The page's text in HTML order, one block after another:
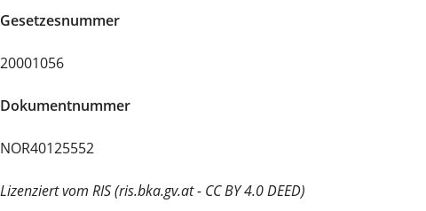
Gesetzesnummer
20001056
Dokumentnummer
NOR40125552
Lizenziert vom RIS (ris.bka.gv.at - CC BY 4.0 DEED)